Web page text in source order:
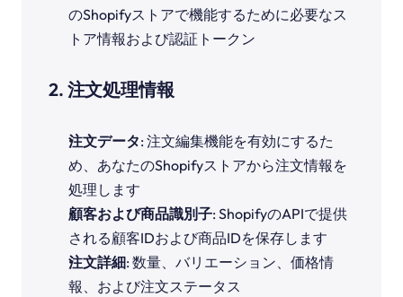
のShopifyストアで機能するために必要なス
トア情報および認証トークン
2. 注文処理情報
注文データ: 注文編集機能を有効にするた
め、あなたのShopifyストアから注文情報を
処理します
顧客および商品識別子: ShopifyのAPIで提供
される顧客IDおよび商品IDを保存します
注文詳細: 数量、バリエーション、価格情
報、および注文ステータス